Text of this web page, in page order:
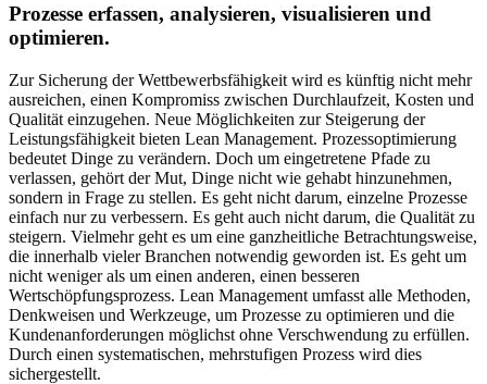
Prozesse erfassen, analysieren, visualisieren und
optimieren.
Zur Sicherung der Wettbewerbsfähigkeit wird es künftig nicht mehr
ausreichen, einen Kompromiss zwischen Durchlaufzeit, Kosten und
Qualität einzugehen. Neue Möglichkeiten zur Steigerung der
Leistungsfähigkeit bieten Lean Management. Prozessoptimierung
bedeutet Dinge zu verändern. Doch um eingetretene Pfade zu
verlassen, gehört der Mut, Dinge nicht wie gehabt hinzunehmen,
sondern in Frage zu stellen. Es geht nicht darum, einzelne Prozesse
einfach nur zu verbessern. Es geht auch nicht darum, die Qualität zu
steigern. Vielmehr geht es um eine ganzheitliche Betrachtungsweise,
die innerhalb vieler Branchen notwendig geworden ist. Es geht um
nicht weniger als um einen anderen, einen besseren
Wertschöpfungsprozess. Lean Management umfasst alle Methoden,
Denkweisen und Werkzeuge, um Prozesse zu optimieren und die
Kundenanforderungen möglichst ohne Verschwendung zu erfüllen.
Durch einen systematischen, mehrstufigen Prozess wird dies
sichergestellt.